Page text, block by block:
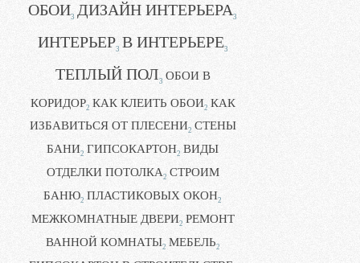
ОБОИ3 ДИЗАЙН ИНТЕРЬЕРА3
ИНТЕРЬЕР3 В ИНТЕРЬЕРЕ3
ТЕПЛЫЙ ПОЛ3 ОБОИ В
КОРИДОР2 КАК КЛЕИТЬ ОБОИ2 КАК
ИЗБАВИТЬСЯ ОТ ПЛЕСЕНИ2 СТЕНЫ
БАНИ2 ГИПСОКАРТОН2 ВИДЫ
ОТДЕЛКИ ПОТОЛКА2 СТРОИМ
БАНЮ2 ПЛАСТИКОВЫХ ОКОН2
МЕЖКОМНАТНЫЕ ДВЕРИ2 РЕМОНТ
ВАННОЙ КОМНАТЫ2 МЕБЕЛЬ2